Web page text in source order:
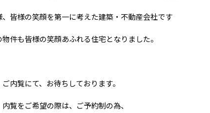
、皆様の笑顔を第一に考えた建築・不動産会社です
件も皆様の笑顔あふれる住宅となりました。
内覧にて、お待ちしております。
内覧をご希望の際は、ご予約制の為、